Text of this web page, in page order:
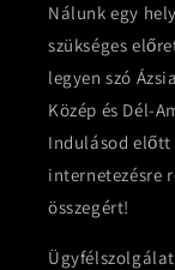
Nálunk egy
szükséges
legyen szó
Közép és Dél-
Indulásod
internetezésre
összegért!